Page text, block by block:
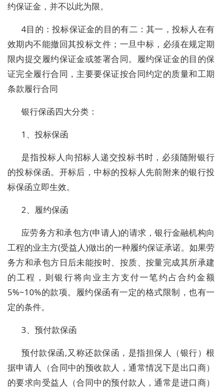
约保证金，并不以此为限。
4目的：投标保证金的目的有二：其一，投标人在有
效期内不能撤回其投标文件；一旦中标，必须在规定期
限内提交履约保证金或签署合同。履约保证金的目的保
证完全履行合同，主要要保证按合同约定的质量和工期
条款履行合同
银行保函四大分类：
1、投标保函
是指投标人向招标人递交投标书时，必须随附银行
的投标保函。开标后，中标的投标人先前附来的银行投
标保函立即生效。
2、履约保函
应劳务方和承包方(申请人)的请求，银行金融机构向
工程的业主方(受益人)做出的一种履约保证承诺。如果劳
务方和承包方日后未能按时、按质、按量完成其所承建
的工程，则银行将向业主方支付一笔约占合约金额
5%~10%的款项。履约保函有一定的格式限制，也有一
定的条件。
3、预付款保函
预付款保函,又称还款保函，是指担保人（银行）根
据申请人（合同中的预收款人，通常情况下是出口商）
的要求向受益人（合同中的预付款人，通常是进口商）